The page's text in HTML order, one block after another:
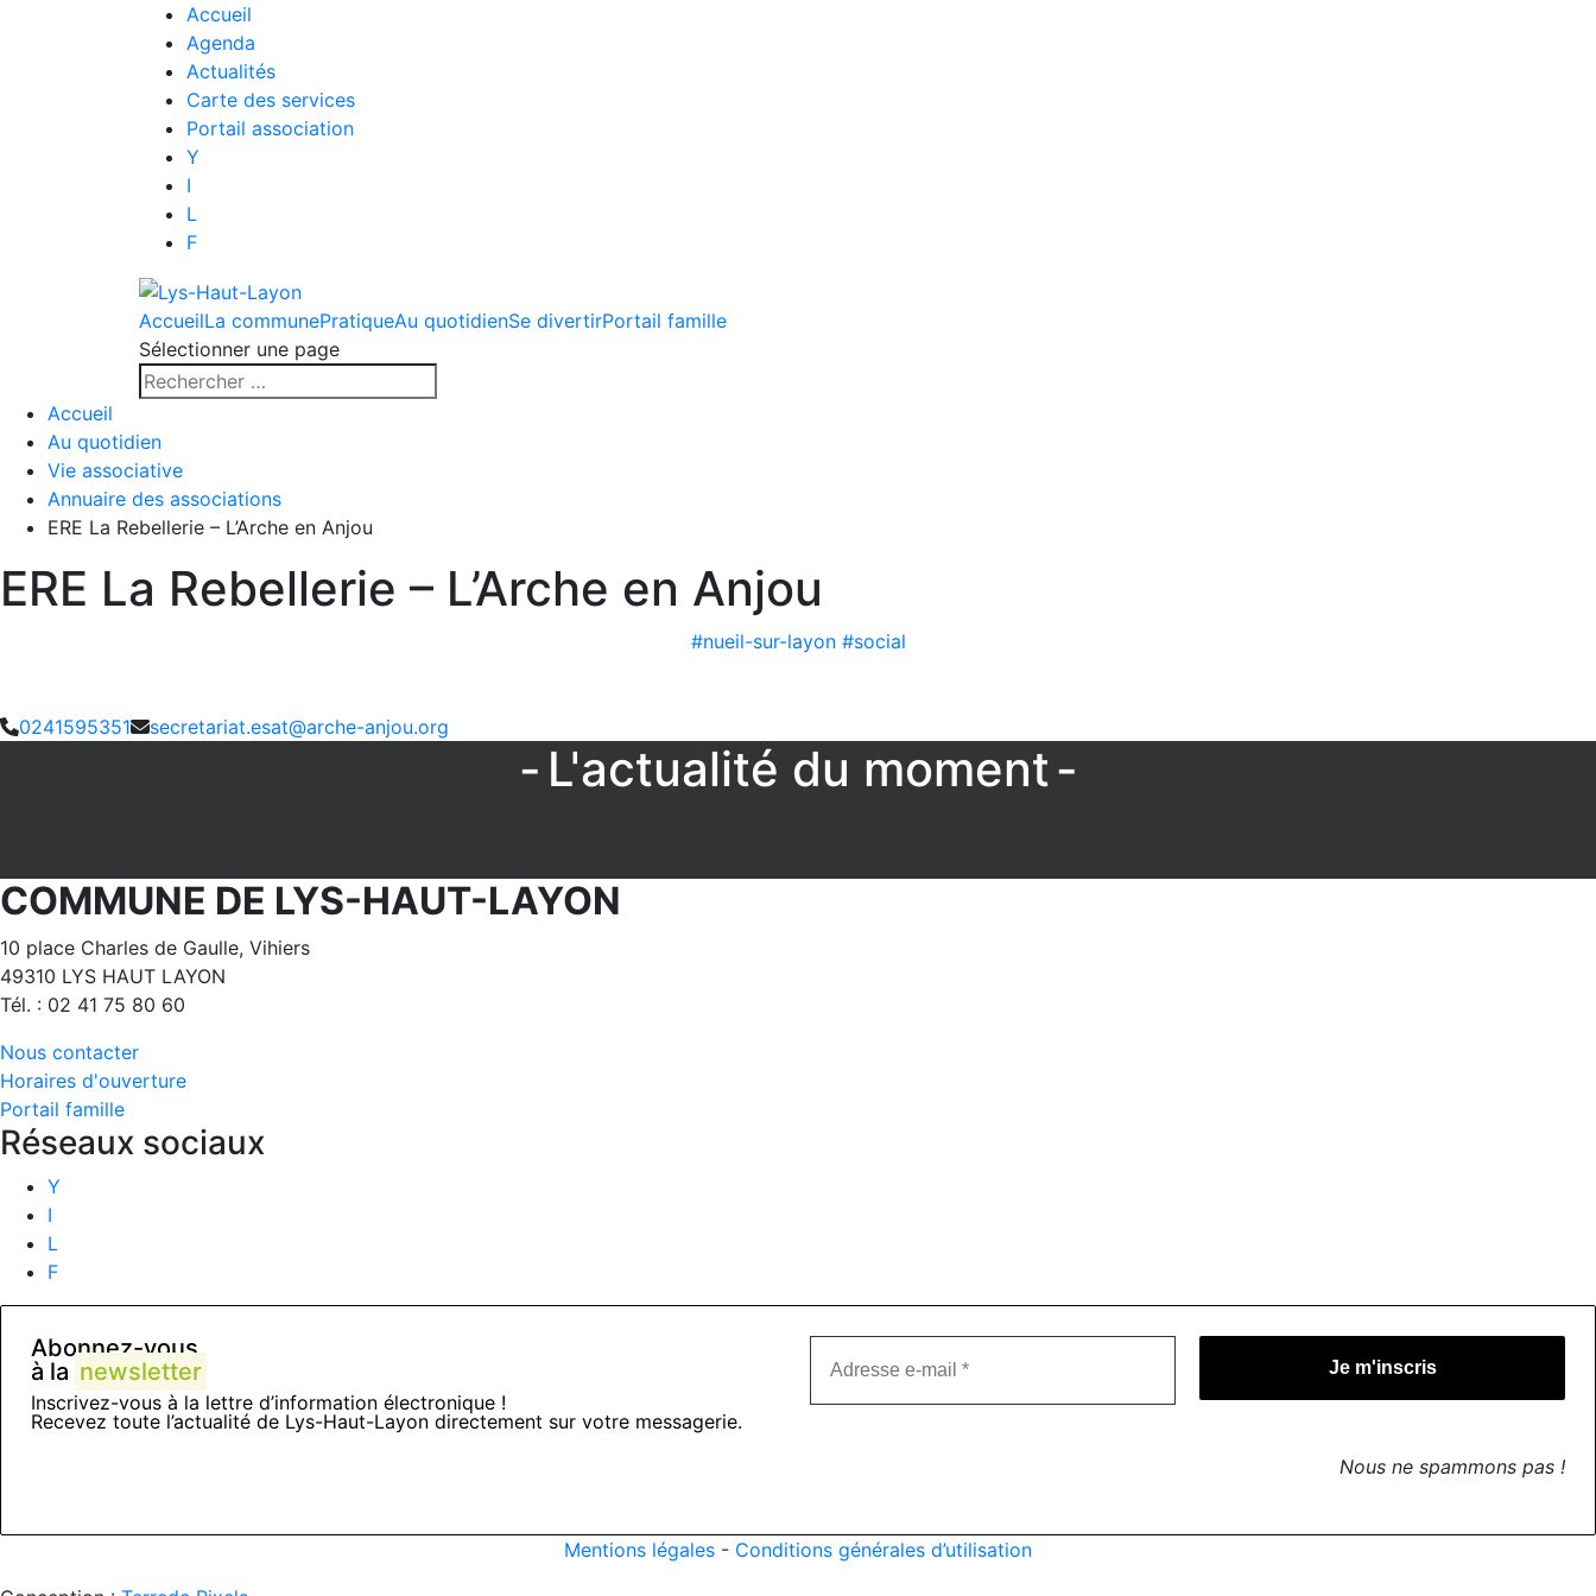
Accueil
Agenda
Actualités
Carte des services
Portail association
Y
I
L
F
AccueilLa communePratiqueAu quotidienSe divertirPortail famille
Sélectionner une page
Accueil
Au quotidien
Vie associative
Annuaire des associations
ERE La Rebellerie – L’Arche en Anjou
ERE La Rebellerie – L’Arche en Anjou
#nueil-sur-layon #social
0241595351 secretariat.esat@arche-anjou.org
L'actualité du moment
COMMUNE DE LYS-HAUT-LAYON
10 place Charles de Gaulle, Vihiers
49310 LYS HAUT LAYON
Tél. : 02 41 75 80 60
Nous contacter
Horaires d'ouverture
Portail famille
Réseaux sociaux
Y
I
L
F
Abonnez-vous
à la newsletter
Inscrivez-vous à la lettre d’information électronique !
Recevez toute l’actualité de Lys-Haut-Layon directement sur votre messagerie.
Nous ne spammons pas !
Mentions légales - Conditions générales d’utilisation